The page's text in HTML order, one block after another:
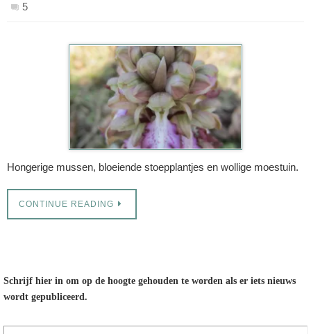
5
Hongerige mussen, bloeiende stoepplantjes en wollige moestuin.
CONTINUE READING
Schrijf hier in om op de hoogte gehouden te worden als er iets nieuws
wordt gepubliceerd.
E-mailadres